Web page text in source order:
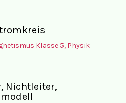
Klasse 5, Physik
Nichtleiter,